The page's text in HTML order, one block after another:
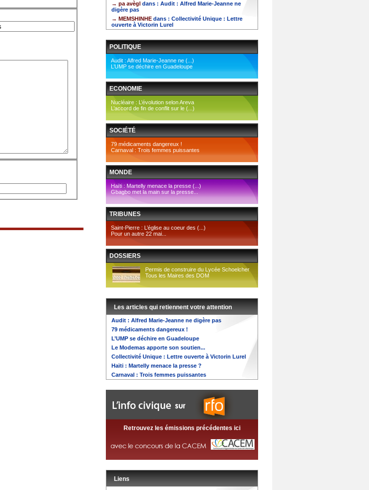
→ pa avègl dans : Audit : Alfred Marie-Jeanne ne
digère pas
→ MEMSHINHE dans : Collectivité Unique : Lettre
ouverte à Victorin Lurel
POLITIQUE
Audit : Alfred Marie-Jeanne ne (...)
L’UMP se déchire en Guadeloupe
ECONOMIE
Nucléaire : L’évolution selon Areva
L’accord de fin de conflit sur le (...)
SOCIÉTÉ
79 médicaments dangereux !
Carnaval : Trois femmes puissantes
MONDE
Haïti : Martelly menace la presse (...)
Gbagbo met la main sur la presse...
TRIBUNES
Saint-Pierre : L’église au coeur des (...)
Pour un autre 22 mai...
DOSSIERS
Permis de construire du Lycée Schoelcher
Tous les Maires des DOM
Les articles qui retiennent votre attention
Audit : Alfred Marie-Jeanne ne digère pas
79 médicaments dangereux !
L’UMP se déchire en Guadeloupe
Le Modemas apporte son soutien...
Collectivité Unique : Lettre ouverte à Victorin Lurel
Haïti : Martelly menace la presse ?
Carnaval : Trois femmes puissantes
Retrouvez les émissions précédentes ici
Liens